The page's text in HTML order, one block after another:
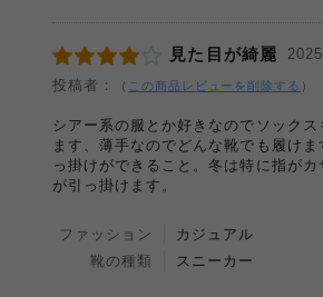
見た目が綺麗
投稿者：
（ この商品レビューを削除する ）
シアー系の服とか好きなのでソックス
ます、薄手なのでどんな靴でも履けま
っ掛けができること。冬は特に指が
が引っ掛けます。
ファッション
カジュアル
靴の種類
スニーカー